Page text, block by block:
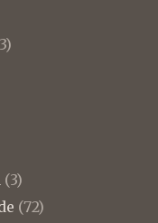
(3)
(72)